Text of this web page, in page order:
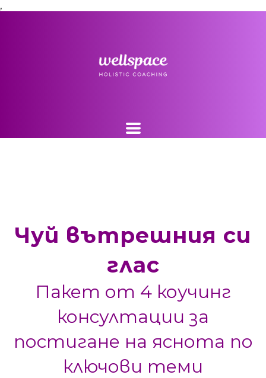
,
Чуй вътрешния си
глас
Пакет от 4 коучинг
консултации за
постигане на яснота по
ключови теми